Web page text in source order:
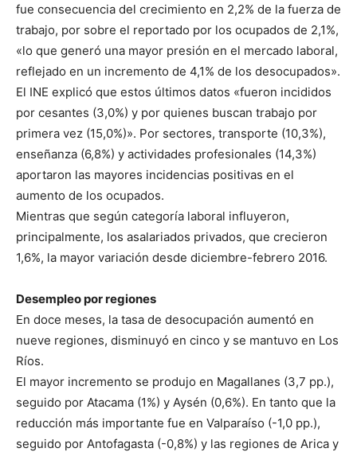
fue consecuencia del crecimiento en 2,2% de la fuerza de
trabajo, por sobre el reportado por los ocupados de 2,1%,
«lo que generó una mayor presión en el mercado laboral,
reflejado en un incremento de 4,1% de los desocupados».
El INE explicó que estos últimos datos «fueron incididos
por cesantes (3,0%) y por quienes buscan trabajo por
primera vez (15,0%)». Por sectores, transporte (10,3%),
enseñanza (6,8%) y actividades profesionales (14,3%)
aportaron las mayores incidencias positivas en el
aumento de los ocupados.
Mientras que según categoría laboral influyeron,
principalmente, los asalariados privados, que crecieron
1,6%, la mayor variación desde diciembre-febrero 2016.
Desempleo por regiones
En doce meses, la tasa de desocupación aumentó en
nueve regiones, disminuyó en cinco y se mantuvo en Los
Ríos.
El mayor incremento se produjo en Magallanes (3,7 pp.),
seguido por Atacama (1%) y Aysén (0,6%). En tanto que la
reducción más importante fue en Valparaíso (-1,0 pp.),
seguido por Antofagasta (-0,8%) y las regiones de Arica y